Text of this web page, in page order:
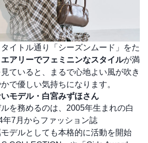
イトル通り「シーズンムード」をた
エアリーでフェミニンなスタイルが満
ていると、まるで心地よい風が吹き
で優しい気持ちになります。
モデル・白宮みずほさん
を務めるのは、2005年生まれの白
7月からファッション誌
モデルとしても本格的に活動を開始